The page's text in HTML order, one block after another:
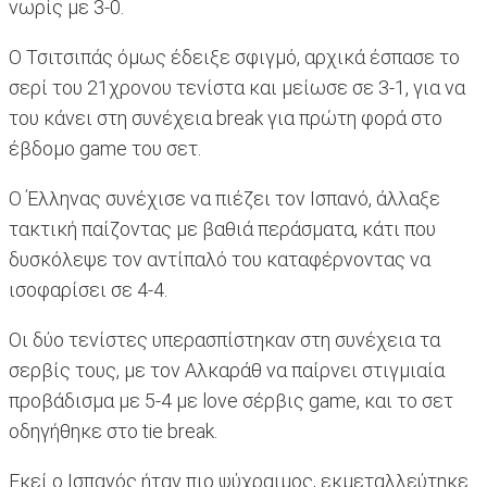
νωρίς με 3-0.
Ο Τσιτσιπάς όμως έδειξε σφιγμό, αρχικά έσπασε το
σερί του 21χρονου τενίστα και μείωσε σε 3-1, για να
του κάνει στη συνέχεια break για πρώτη φορά στο
έβδομο game του σετ.
Ο Έλληνας συνέχισε να πιέζει τον Ισπανό, άλλαξε
τακτική παίζοντας με βαθιά περάσματα, κάτι που
δυσκόλεψε τον αντίπαλό του καταφέρνοντας να
ισοφαρίσει σε 4-4.
Οι δύο τενίστες υπερασπίστηκαν στη συνέχεια τα
σερβίς τους, με τον Αλκαράθ να παίρνει στιγμιαία
προβάδισμα με 5-4 με love σέρβις game, και το σετ
οδηγήθηκε στο tie break.
Εκεί ο Ισπανός ήταν πιο ψύχραιμος, εκμεταλλεύτηκε